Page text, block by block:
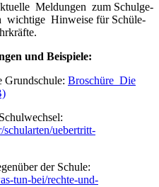
Mel­dun­gen zum Schul­ge­
wich­ti­ge Hin­wei­se für Schü­le­
und Bei­spie­le:
Grund­schu­le: Broschüre_Die
uebertritt-
der Schu­le:
tun-bei/rechte-und-